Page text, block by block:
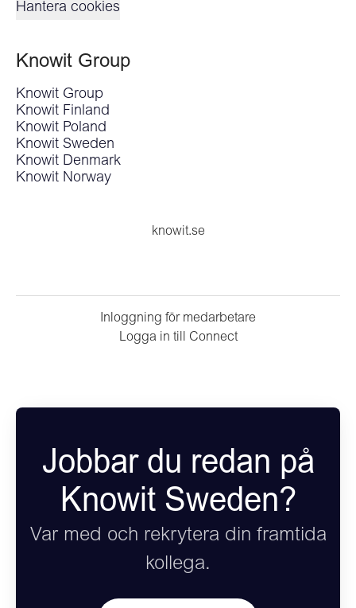
Hantera cookies
Knowit Group
Knowit Group
Knowit Finland
Knowit Poland
Knowit Sweden
Knowit Denmark
Knowit Norway
knowit.se
Inloggning för medarbetare
Logga in till Connect
Jobbar du redan på
Knowit Sweden?
Var med och rekrytera din framtida
kollega.